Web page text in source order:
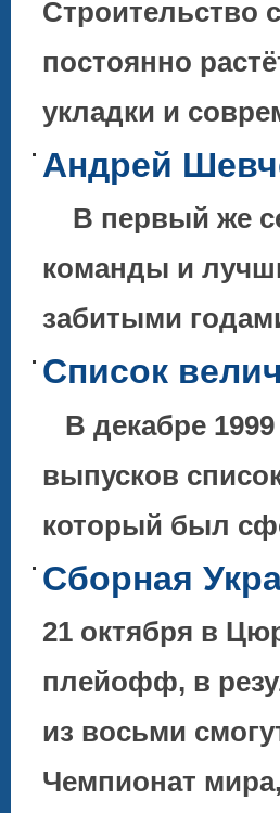
Строительство
постоянно
укладки и
Андрей
В первый же
команды и
забитыми
Список
В декабре
выпусков
который был
Сборная
21 октября в
плейофф, в
из восьми
Чемпионат